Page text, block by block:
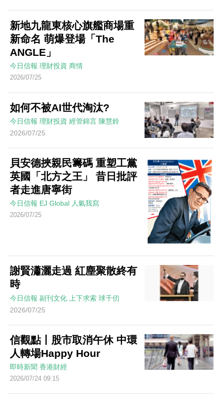
新地九龍東核心旗艦商場重
新命名 萌爆登場「The
ANGLE」
今日信報 理財投資 商情
2026/07/25
如何不被AI世代淘汰?
今日信報 理財投資 經管錦言 陳慧鈴
2026/07/25
貝安德挾親民籌碼 重塑工黨
英國「北方之王」 昔日批評
者走進唐寧街
今日信報 EJ Global 人氣我寫
2026/07/25
謝賢瀟灑走過 紅塵聚散終有
時
今日信報 副刊文化 上下求索 球千仞
2026/07/25
信觀點丨股市取消午休 中環
人轉場Happy Hour
即時新聞 香港財經
2026/07/24 09:15